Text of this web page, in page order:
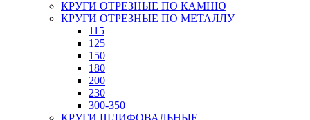
КРУГИ ОТРЕЗНЫЕ ПО КАМНЮ
КРУГИ ОТРЕЗНЫЕ ПО МЕТАЛЛУ
115
125
150
180
200
230
300-350
КРУГИ ШЛИФОВАЛЬНЫЕ